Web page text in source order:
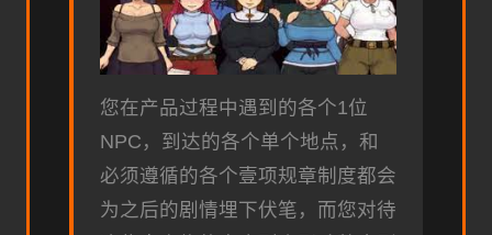
您在产品过程中遇到的各个1位
NPC，到达的各个单个地点，和
必须遵循的各个壹项规章制度都会
为之后的剧情埋下伏笔，而您对待